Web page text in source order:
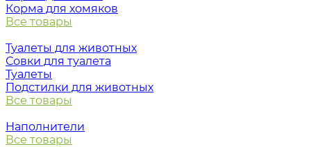
Корма для хомяков
Все товары
Туалеты для животных
Совки для туалета
Туалеты
Подстилки для животных
Все товары
Наполнители
Все товары